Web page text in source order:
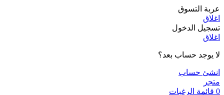
عربة التسوق
اغلاق
تسجيل الدخول
اغلاق
لا يوجد حساب بعد؟
انشئ حساب
متجر
0 قائمة الرغبات